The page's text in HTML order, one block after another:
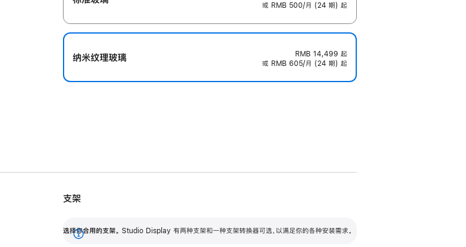
或 RMB 500/月 (24 期) 起
纳米纹理玻璃 RMB 14,499 起
或 RMB 605/月 (24 期) 起
调节范围。
毫米的高度调节范围。
支架
选择你合用的支架。 Studio Display 有两种支架和一种支架转换器可选，以满足你的各种安装需求。
展